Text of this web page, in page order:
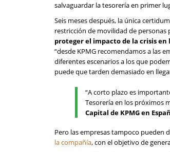
salvaguardar la tesorería en primer
Seis meses después, la única
restricción de movilidad de personas
proteger el impacto de la crisis en
“desde KPMG recomendamos a las
diferentes escenarios a los que
puede que tarden demasiado en
“A corto plazo es
Tesorería en los próximos
Capital de KPMG en
Pero las empresas tampoco pueden
la compañía, con el objetivo de